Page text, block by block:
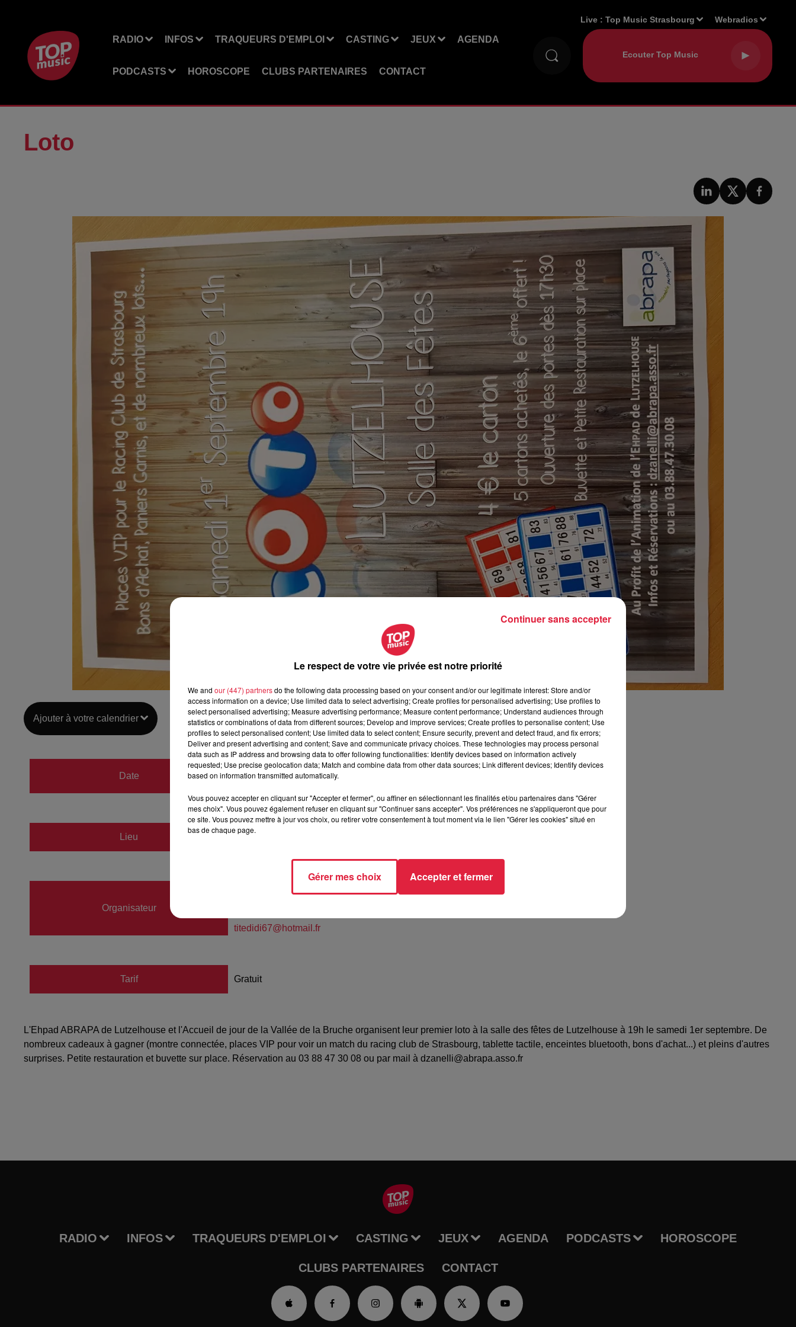
RADIO INFOS TRAQUEURS D'EMPLOI CASTING JEUX AGENDA
PODCASTS HOROSCOPE CLUBS PARTENAIRES CONTACT
Live :Top Music Strasbourg Webradios
Loto
Ajouter à votre calendrier
Date
du1er septembre 2018 à 0h00
Lieu
Organisateur
titedidi67@hotmail.fr
Tarif Gratuit
L'Ehpad ABRAPA de Lutzelhouse et l'Accueil de jour de la Vallée de la Bruche organisent leur premier loto à la salle des fêtes de Lutzelhouse à 19h le samedi 1er septembre. De
nombreux cadeaux à gagner (montre connectée, places VIP pour voir un match du racing club de Strasbourg, tablette tactile, enceintes bluetooth, bons d'achat...) et pleins d'autres
surprises. Petite restauration et buvette sur place. Réservation au 03 88 47 30 08 ou par mail à dzanelli@abrapa.asso.fr
RADIO INFOS TRAQUEURS D'EMPLOI CASTING JEUX AGENDA PODCASTS HOROSCOPE
CLUBS PARTENAIRES CONTACT
Le respect de votre vie privée est notre priorité
We and our (447) partnersdo the following data processing based on your consent and/or our legitimate interest: Store and/or
access information on a device; Use limited data to select advertising; Create profiles for personalised advertising; Use profiles to
select personalised advertising; Measure advertising performance; Measure content performance; Understand audiences through
statistics or combinations of data from different sources; Develop and improve services; Create profiles to personalise content; Use
profiles to select personalised content; Use limited data to select content; Ensure security, prevent and detect fraud, and fix errors;
Deliver and present advertising and content; Save and communicate privacy choices. These technologies may process personal
data such as IP address and browsing data to offer following functionalities: Identify devices based on information actively
requested; Use precise geolocation data; Match and combine data from other data sources; Link different devices; Identify devices
based on information transmitted automatically.
Vous pouvez accepter en cliquant sur "Accepter et fermer", ou affiner en sélectionnant les finalités et/ou partenaires dans "Gérer
mes choix". Vous pouvez également refuser en cliquant sur "Continuer sans accepter". Vos préférences ne s'appliqueront que pour
ce site. Vous pouvez mettre à jour vos choix, ou retirer votre consentement à tout moment via le lien "Gérer les cookies" situé en
bas de chaque page.
Gérer mes choix Accepter et fermer
Continuer sans accepter